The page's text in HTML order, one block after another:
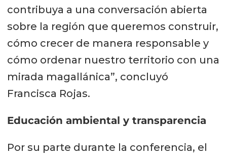
contribuya a una conversación abierta
sobre la región que queremos construir,
cómo crecer de manera responsable y
cómo ordenar nuestro territorio con una
mirada magallánica”, concluyó
Francisca Rojas.
Educación ambiental y transparencia
Por su parte durante la conferencia, el